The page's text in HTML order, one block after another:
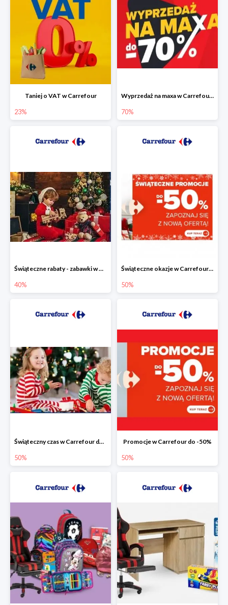
Taniej o VAT w Carrefour
23%
Wyprzedaż na maxa w Carrefour do -70%
70%
Świąteczne rabaty - zabawki w Carrefour do -40%
40%
Świąteczne okazje w Carrefour do -50%
50%
Świąteczny czas w Carrefour do -50%
50%
Promocje w Carrefour do -50%
50%